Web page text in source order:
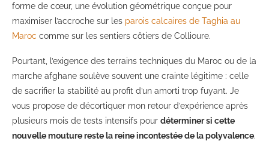
forme de cœur, une évolution géométrique conçue pour
maximiser l’accroche sur les parois calcaires de Taghia au
Maroc comme sur les sentiers côtiers de Collioure.
Pourtant, l’exigence des terrains techniques du Maroc ou de la
marche afghane soulève souvent une crainte légitime : celle
de sacrifier la stabilité au profit d’un amorti trop fuyant. Je
vous propose de décortiquer mon retour d’expérience après
plusieurs mois de tests intensifs pour déterminer si cette
nouvelle mouture reste la reine incontestée de la polyvalence.